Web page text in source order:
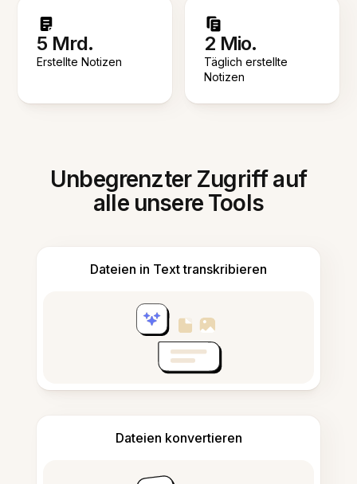
5 Mrd.
Erstellte Notizen
2 Mio.
Täglich erstellte
Notizen
Unbegrenzter Zugriff auf
alle unsere Tools
Dateien in Text transkribieren
Dateien konvertieren